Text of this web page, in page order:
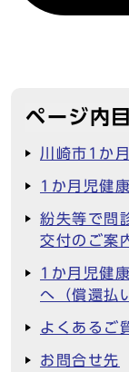
ページ内
川崎市1か
1か月児健
紛失等で問
交付のご案
1か月児健
へ（償還払
よくあるご
お問合せ先